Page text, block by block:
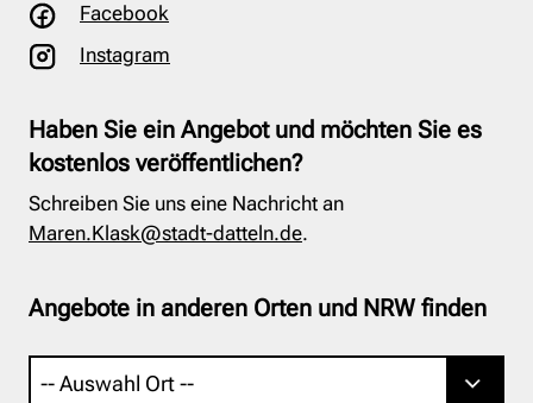
Facebook
Instagram
Haben Sie ein Angebot und möchten Sie es
kostenlos veröffentlichen?
Schreiben Sie uns eine Nachricht an
Maren.Klask@stadt-datteln.de.
Angebote in anderen Orten und NRW finden